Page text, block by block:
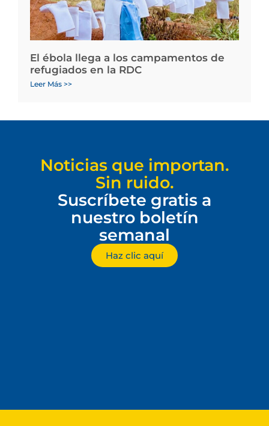
El ébola llega a los campamentos de
refugiados en la RDC
Leer Más >>
Noticias que importan.
Sin ruido.
Suscríbete gratis a
nuestro boletín
semanal
Haz clic aquí